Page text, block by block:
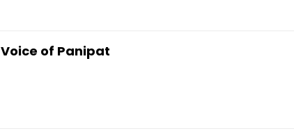
Voice of Panipat